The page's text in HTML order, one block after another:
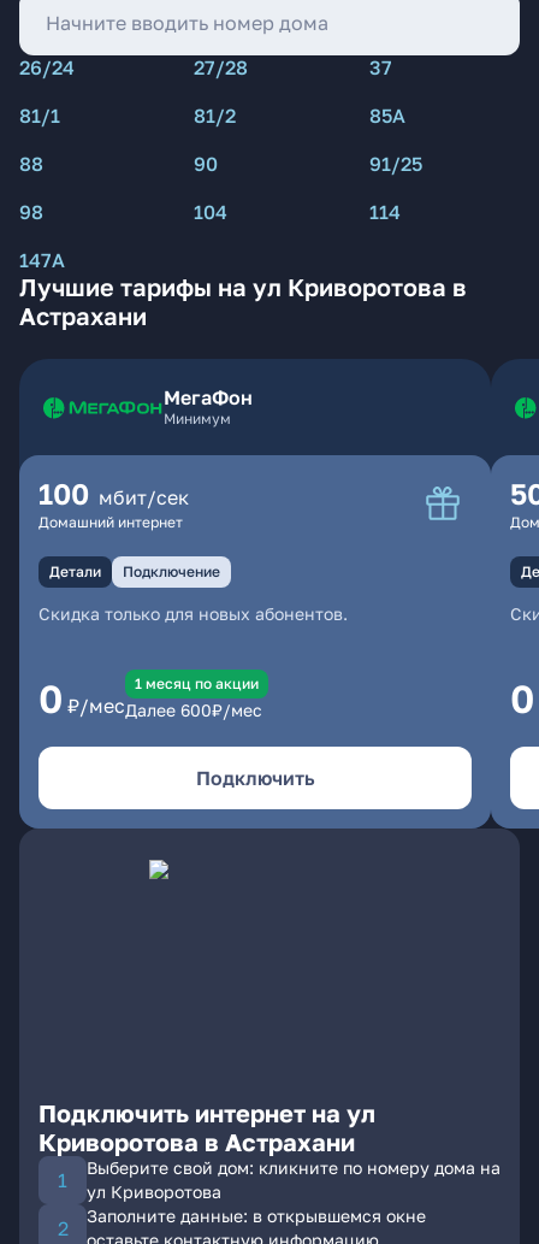
26/24 27/28
37
81/1
81/2
85А
88
90
91/25
98
104
114
147А
Лучшие тарифы на ул Криворотова в
Астрахани
МегаФон
Минимум
100 мбит/сек
Домашний интернет
Детали Подключение
Скидка только для новых абонентов.
0 ₽/мес
1 месяц по акции
Далее 600₽/мес
Подключить
0
Подключить интернет на ул
Криворотова в Астрахани
Выберите свой дом: кликните по номеру дома на
ул Криворотова
Заполните данные: в открывшемся окне
оставьте контактную информацию